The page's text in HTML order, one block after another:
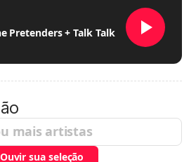
Pretenders + Talk Talk
Ouvir sua seleção